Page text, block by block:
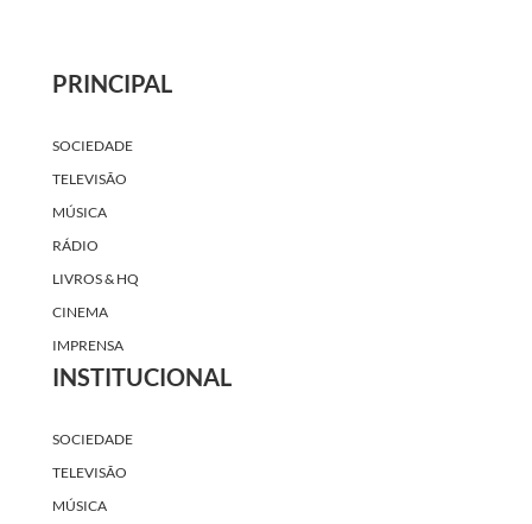
PRINCIPAL
SOCIEDADE
TELEVISÃO
MÚSICA
RÁDIO
LIVROS & HQ
CINEMA
IMPRENSA
INSTITUCIONAL
SOCIEDADE
TELEVISÃO
MÚSICA